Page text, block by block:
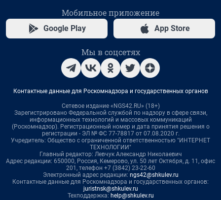
Мобильное приложение
Google Play App Store
Мы в соцсетях
Контактные данные для Роскомнадзора и государственных органов
Сетевое издание «NGS42.RU» (18+)
Зарегистрировано Федеральной службой по надзору в сфере связи,
информационных технологий и массовых коммуникаций
(Роскомнадзор). Регистрационный номер и дата принятия решения о
регистрации - ЭЛ № ФС 77-78817 от 07.08.2020 г.
Учредитель: Общество с ограниченной ответственностью "ИНТЕРНЕТ
ТЕХНОЛОГИИ"
Главный редактор: Левчук Александр Николаевич
Адрес редакции: 650000, Россия, Кемерово, ул. 50 лет Октября, д. 11, офис
201, телефон +7 (3842) 23-22-60
Электронный адрес редакции: ngs42@shkulev.ru
Контактные данные для Роскомнадзора и государственных органов:
juristnsk@shkulev.ru
Техподдержка: help@shkulev.ru